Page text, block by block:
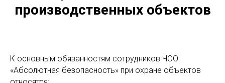
производственных объектов
К основным обязанностям сотрудников ЧОО
«Абсолютная безопасность» при охране объектов